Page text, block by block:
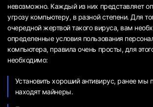
невозможно. Каждый из них представляет
угрозу компьютеру, в разной степени. Для
очередной жертвой такого вируса, вам
определенные условия пользования
компьютера, правила очень просты, для
необходимо:
Установить хороший антивирус, ранее мы
находят майнеры.